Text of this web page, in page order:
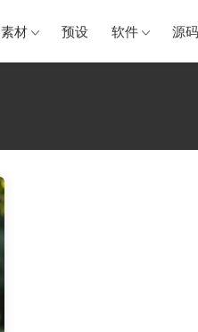
素材 预设 软件 源码